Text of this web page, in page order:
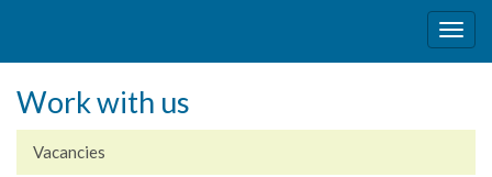
Work with us
Vacancies